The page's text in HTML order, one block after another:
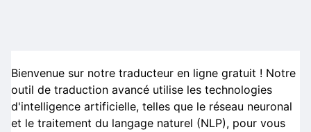
Bienvenue sur notre traducteur en ligne gratuit ! Notre
outil de traduction avancé utilise les technologies
d'intelligence artificielle, telles que le réseau neuronal
et le traitement du langage naturel (NLP), pour vous